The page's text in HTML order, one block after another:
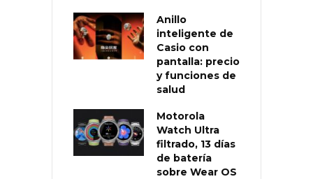
Anillo
inteligente de
Casio con
pantalla: precio
y funciones de
salud
Motorola
Watch Ultra
filtrado, 13 días
de batería
sobre Wear OS